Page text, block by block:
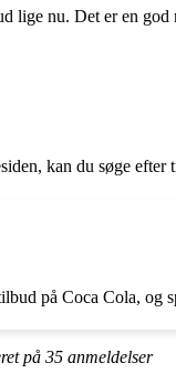
nu. Det er en
kan du søge efter
på Coca Cola, og
på 35 anmeldelser